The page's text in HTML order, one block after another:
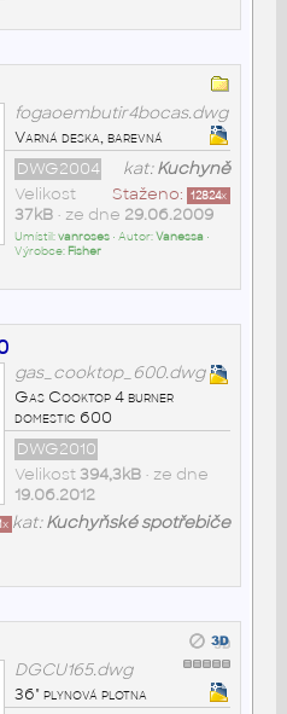
fogaoembutir4bocas.dwg
Varná deska, barevná
kat:Kuchyně
DWG2004
Staženo: 12824x
Velikost
37kB• ze dne 29.06.2009
Umístil:vanroses• Autor:Vanessa •
Výrobce: Fisher
gas_cooktop_600.dwg
Gas Cooktop 4 burner
domestic 600
kat:Kuchyňské spotřebiče
DWG2010
x
Velikost394,3kB• ze dne
19.06.2012
DGCU165.dwg
36" plynová plotna